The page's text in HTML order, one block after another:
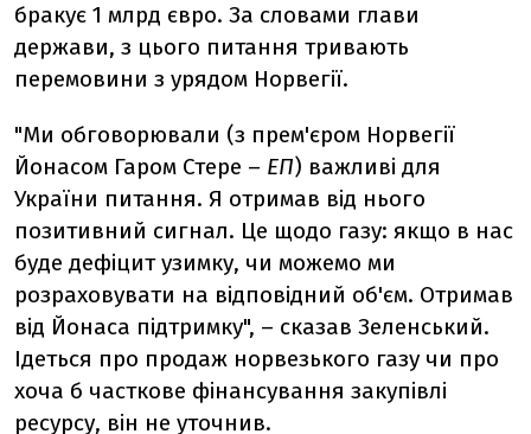
бракує 1 млрд євро. За словами глави
держави, з цього питання тривають
перемовини з урядом Норвегії.
"Ми обговорювали (з прем'єром Норвегії
Йонасом Гаром Стере – ЕП) важливі для
України питання. Я отримав від нього
позитивний сигнал. Це щодо газу: якщо в нас
буде дефіцит узимку, чи можемо ми
розраховувати на відповідний об'єм. Отримав
від Йонаса підтримку", – сказав Зеленський.
Ідеться про продаж норвезького газу чи про
хоча б часткове фінансування закупівлі
ресурсу, він не уточнив.